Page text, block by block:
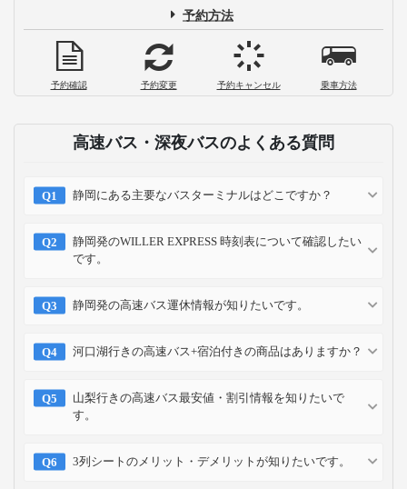
予約方法
予約確認 予約変更 予約キャンセル 乗車方法
高速バス・深夜バスのよくある質問
静岡にある主要なバスターミナルはどこですか？
静岡発のWILLER EXPRESS 時刻表について確認したい
です。
静岡発の高速バス運休情報が知りたいです。
河口湖行きの高速バス+宿泊付きの商品はありますか？
山梨行きの高速バス最安値・割引情報を知りたいで
す。
3列シートのメリット・デメリットが知りたいです。